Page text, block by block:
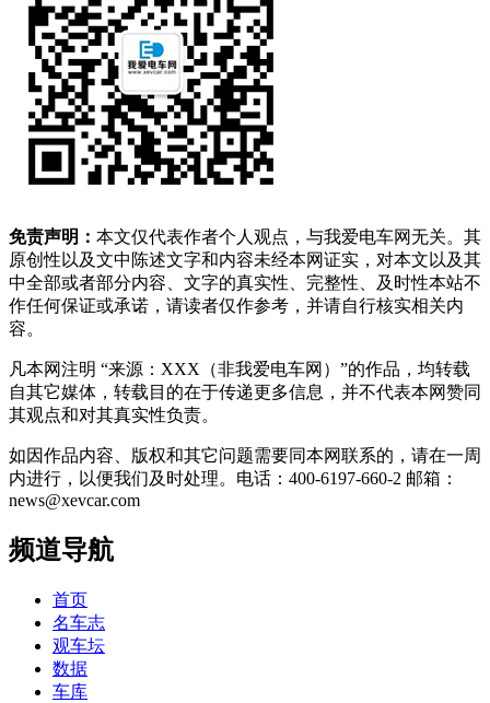
免责声明： 本文仅代表作者个人观点，与我爱电车网无关。其
原创性以及文中陈述文字和内容未经本网证实，对本文以及其
中全部或者部分内容、文字的真实性、完整性、及时性本站不
作任何保证或承诺，请读者仅作参考，并请自行核实相关内
容。
凡本网注明 “来源：XXX（非我爱电车网）”的作品，均转载
自其它媒体，转载目的在于传递更多信息，并不代表本网赞同
其观点和对其真实性负责。
如因作品内容、版权和其它问题需要同本网联系的，请在一周
内进行，以便我们及时处理。电话：400-6197-660-2 邮箱：
news@xevcar.com
频道导航
首页
名车志
观车坛
数据
车库